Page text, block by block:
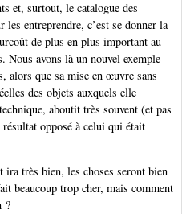
et, surtout, le catalogue des
entreprendre, c’est se donner la
de plus en plus important au
Nous avons là un nouvel exemple
alors que sa mise en œuvre sans
des objets auxquels elle
aboutit très souvent (et pas
opposé à celui qui était
très bien, les choses seront bien
beaucoup trop cher, mais comment
?